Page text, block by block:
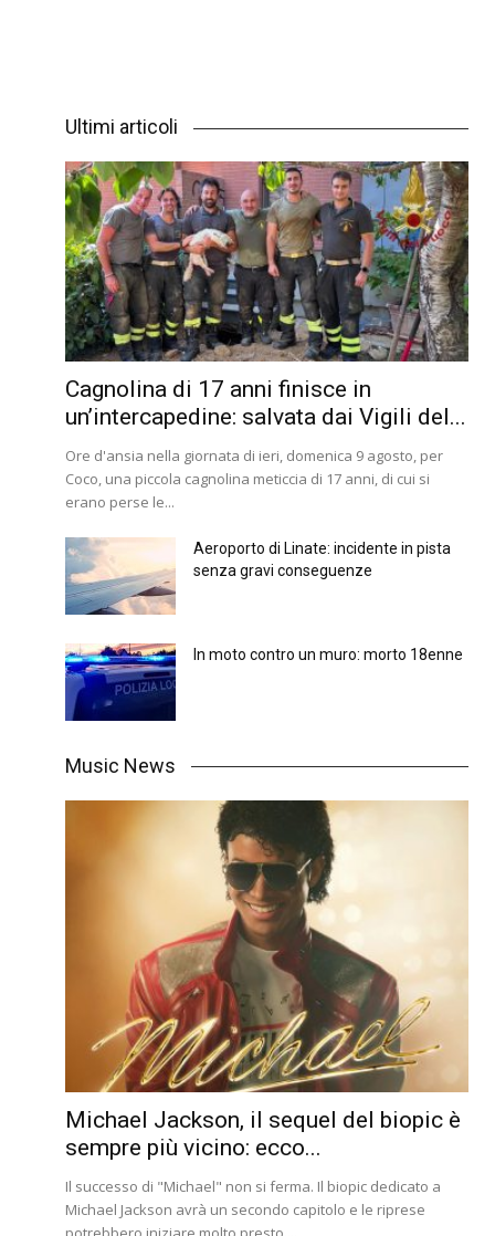
Ultimi articoli
Cagnolina di 17 anni finisce in
un’intercapedine: salvata dai Vigili del...
Ore d'ansia nella giornata di ieri, domenica 9 agosto, per
Coco, una piccola cagnolina meticcia di 17 anni, di cui si
erano perse le...
Aeroporto di Linate: incidente in pista
senza gravi conseguenze
In moto contro un muro: morto 18enne
Music News
Michael Jackson, il sequel del biopic è
sempre più vicino: ecco...
Il successo di "Michael" non si ferma. Il biopic dedicato a
Michael Jackson avrà un secondo capitolo e le riprese